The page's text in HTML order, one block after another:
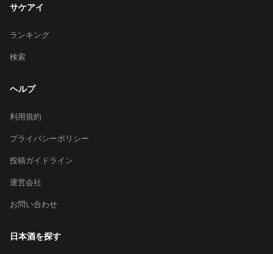
サケアイ
ランキング
検索
ヘルプ
利用規約
プライバシーポリシー
投稿ガイドライン
運営会社
お問い合わせ
日本酒を探す